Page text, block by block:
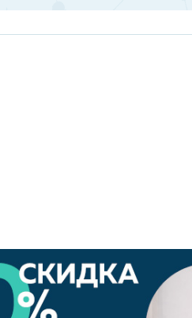
и посредством онлайн-